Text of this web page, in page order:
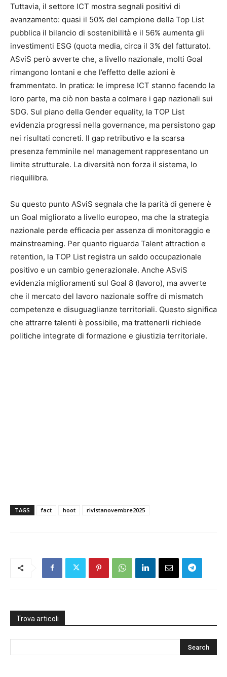
Tuttavia, il settore ICT mostra segnali positivi di
avanzamento: quasi il 50% del campione della Top List
pubblica il bilancio di sostenibilità e il 56% aumenta gli
investimenti ESG (quota media, circa il 3% del fatturato).
ASviS però avverte che, a livello nazionale, molti Goal
rimangono lontani e che l’effetto delle azioni è
frammentato. In pratica: le imprese ICT stanno facendo la
loro parte, ma ciò non basta a colmare i gap nazionali sui
SDG. Sul piano della Gender equality, la TOP List
evidenzia progressi nella governance, ma persistono gap
nei risultati concreti. Il gap retributivo e la scarsa
presenza femminile nel management rappresentano un
limite strutturale. La diversità non forza il sistema, lo
riequilibra.
Su questo punto ASviS segnala che la parità di genere è
un Goal migliorato a livello europeo, ma che la strategia
nazionale perde efficacia per assenza di monitoraggio e
mainstreaming. Per quanto riguarda Talent attraction e
retention, la TOP List registra un saldo occupazionale
positivo e un cambio generazionale. Anche ASviS
evidenzia miglioramenti sul Goal 8 (lavoro), ma avverte
che il mercato del lavoro nazionale soffre di mismatch
competenze e disuguaglianze territoriali. Questo significa
che attrarre talenti è possibile, ma trattenerli richiede
politiche integrate di formazione e giustizia territoriale.
TAGS fact hoot rivistanovembre2025
Trova articoli